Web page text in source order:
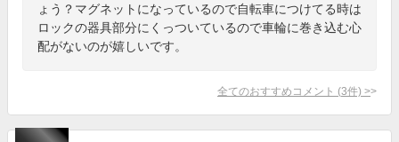
ょう？マグネットになっているので自転車につけてる時は
ロックの器具部分にくっついているので車輪に巻き込む心
配がないのが嬉しいです。
全てのおすすめコメント (3件) >